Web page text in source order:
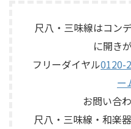
尺八・三味線はコン
に開き
フリーダイヤル0120-
ー
お問い合
尺八・三味線・和楽